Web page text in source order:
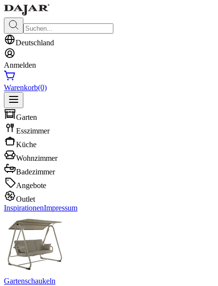
Deutschland
Anmelden
Warenkorb(0)
Garten
Esszimmer
Küche
Wohnzimmer
Badezimmer
Angebote
Outlet
InspirationenImpressum
Gartenschaukeln